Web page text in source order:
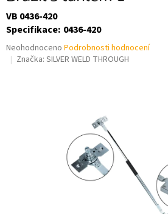
VB 0436-420
Specifikace: 0436-420
Průměrné
hodnocení
Neohodnoceno Podrobnosti hodnocení
Značka: SILVER WELD THROUGH